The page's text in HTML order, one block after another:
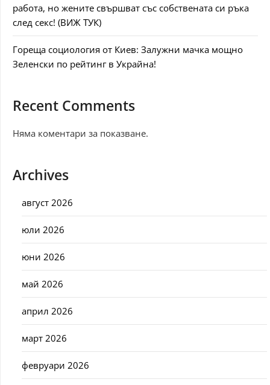
работа, но жените свършват със собствената си ръка
след секс! (ВИЖ ТУК)
Гореща социология от Киев: Залужни мачка мощно
Зеленски по рейтинг в Украйна!
Recent Comments
Няма коментари за показване.
Archives
август 2026
юли 2026
юни 2026
май 2026
април 2026
март 2026
февруари 2026